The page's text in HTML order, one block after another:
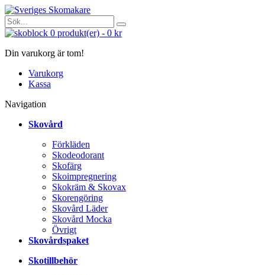
0 produkt(er) - 0 kr
Din varukorg är tom!
Varukorg
Kassa
Navigation
Skovård
Förkläden
Skodeodorant
Skofärg
Skoimpregnering
Skokräm & Skovax
Skorengöring
Skovård Läder
Skovård Mocka
Övrigt
Skovårdspaket
Skotillbehör